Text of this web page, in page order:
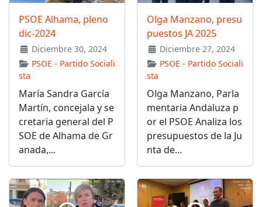
PSOE Alhama, pleno
dic-2024
Diciembre 30, 2024
PSOE - Partido Sociali
sta
María Sandra García
Martín, concejala y se
cretaria general del P
SOE de Alhama de Gr
anada,...
Olga Manzano, presu
puestos JA 2025
Diciembre 27, 2024
PSOE - Partido Sociali
sta
Olga Manzano, Parla
mentaria Andaluza p
or el PSOE Analiza los
presupuestos de la Ju
nta de...